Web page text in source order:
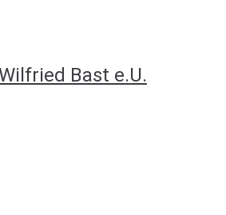
Bast e.U.